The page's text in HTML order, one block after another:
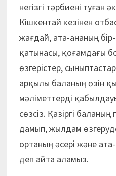
негізгі тәрбиені туған
Кішкентай кезінен
жағдай, ата-ананың
қатынасы, қоғамдағы
өзгерістер,
арқылы баланың өзін
мәліметтерді
сөзсіз. Қазіргі
дамып, жылдам
ортаның әсері және
деп айта аламыз.